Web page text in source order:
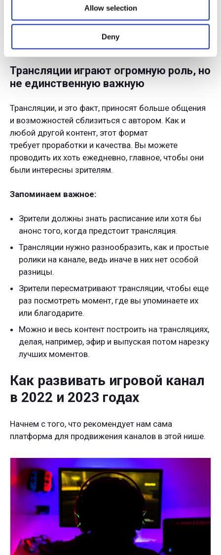
Allow selection
Deny
и жизни. И небольшое субъективное мнение: всем
игровым каналам требуется трейлер, потому что
это самый быстрый способ показать то, чем вы
можете зацепить зрителя.
Трансляции играют огромную роль, но
не единственную важную
Трансляции, и это факт, приносят больше общения
и возможностей сблизиться с автором. Как и
любой другой контент, этот формат
требует проработки и качества. Вы можете
проводить их хоть ежедневно, главное, чтобы они
были интересны зрителям.
Запоминаем важное:
Зрители должны знать расписание или хотя бы
анонс того, когда предстоит трансляция.
Трансляции нужно разнообразить, как и простые
ролики на канале, ведь иначе в них нет особой
разницы.
Зрители пересматривают трансляции, чтобы еще
раз посмотреть момент, где вы упоминаете их
или благодарите.
Можно и весь контент построить на трансляциях,
делая, например, эфир и выпуская потом нарезку
лучших моментов.
Как развивать игровой канал
в 2022 и 2023 годах
Начнем с того, что рекомендует нам сама
платформа для продвижения каналов в этой нише.